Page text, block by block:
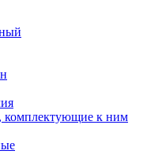
комплектующие к ним